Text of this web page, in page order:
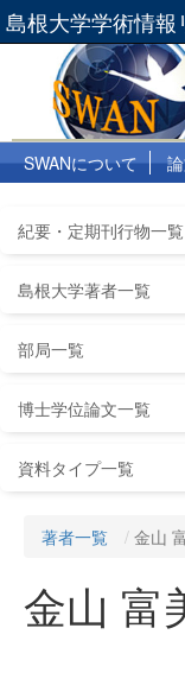
島根大学学術情報
SWANについて
紀要・定期刊行物一覧
島根大学著者一覧
部局一覧
博士学位論文一覧
資料タイプ一覧
著者一覧 金山
金山 富